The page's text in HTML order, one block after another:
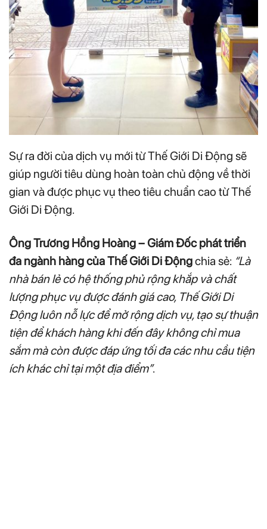
Sự ra đời của dịch vụ mới từ Thế Giới Di Động sẽ
giúp người tiêu dùng hoàn toàn chủ động về thời
gian và được phục vụ theo tiêu chuẩn cao từ Thế
Giới Di Động.
Ông Trương Hồng Hoàng – Giám Đốc phát triển
đa ngành hàng của Thế Giới Di Độngchia sẻ: “Là
nhà bán lẻ có hệ thống phủ rộng khắp và chất
lượng phục vụ được đánh giá cao, Thế Giới Di
Động luôn nỗ lực để mở rộng dịch vụ, tạo sự thuận
tiện để khách hàng khi đến đây không chỉ mua
sắm mà còn được đáp ứng tối đa các nhu cầu tiện
ích khác chỉ tại một địa điểm”.